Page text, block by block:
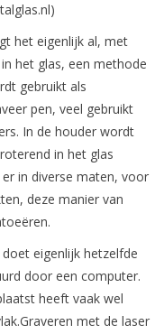
het eigenlijk al, met
het glas, een methode
gebruikt als
pen, veel gebruikt
In de houder wordt
in het glas
in diverse maten, voor
deze manier van
eigenlijk hetzelfde
door een computer.
heeft vaak wel
met de laser